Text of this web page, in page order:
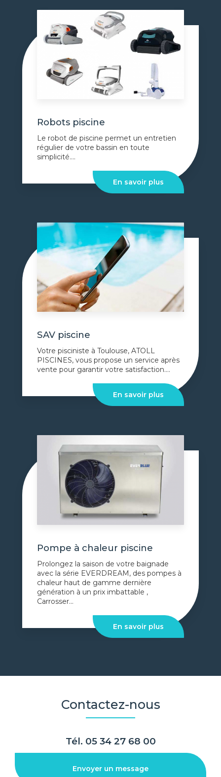
Robots piscine
Le robot de piscine permet un entretien
régulier de votre bassin en toute
simplicité....
En savoir plus
SAV piscine
Votre pisciniste à Toulouse, ATOLL
PISCINES, vous propose un service après
vente pour garantir votre satisfaction....
En savoir plus
Pompe à chaleur piscine
Prolongez la saison de votre baignade
avec la série EVERDREAM, des pompes à
chaleur haut de gamme dernière
génération à un prix imbattable ,
Carrosser...
En savoir plus
Contactez-nous
Tél. 05 34 27 68 00
Envoyer un message